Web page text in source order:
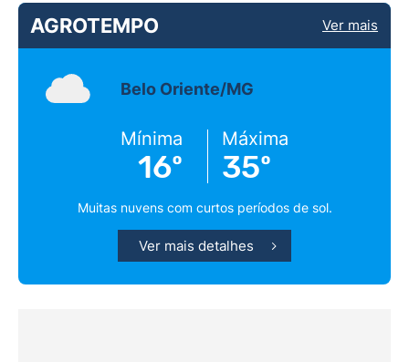
AGROTEMPO Ver mais
Belo Oriente/MG
Mínima
16º
Máxima
35º
Muitas nuvens com curtos períodos de sol.
Ver mais detalhes